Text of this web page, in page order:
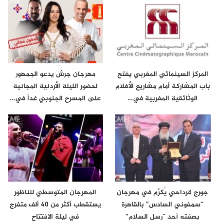
المركز السينمائي المغربي يفتح
باب المشاركة أمام مشاريع الأفلام
الوثائقية المغربية في…
مهرجان جرش يدعو الجمهور
لحضور الليلة الأردنية المجانية
على المسرح الجنوبي غداً في…
جورج قرداحي يُكرَّم في مهرجان
“سمفوني السادس” بالقاهرة
بصفته أحد “رسل السلام”
المهرجان المتوسطي للناظور
يستقطب أكثر من 40 ألف متفرج
في ليلة الافتتاح